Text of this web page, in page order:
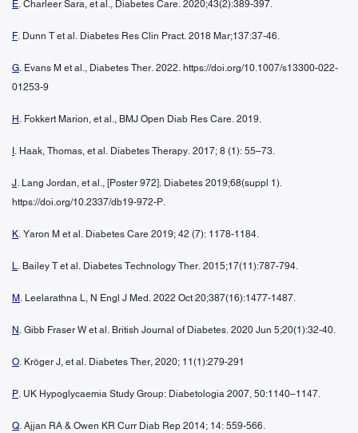
E. Charleer Sara, et al., Diabetes Care. 2020;43(2):389-397.
F. Dunn T et al. Diabetes Res Clin Pract. 2018 Mar;137:37-46.
G. Evans M et al., Diabetes Ther. 2022. https://doi.org/10.1007/s13300-022-
01253-9
H . Fokkert Marion, et al., BMJ Open Diab Res Care. 2019.
. Haak, Thomas, et al. Diabetes Therapy. 2017; 8 (1): 55–73.
J. Lang Jordan, et al., [Poster 972]. Diabetes 2019;68(suppl 1).
https://doi.org/10.2337/db19-972-P.
K. Yaron M et al. Diabetes Care 2019; 42 (7): 1178-1184.
L. Bailey T et al. Diabetes Technology Ther. 2015;17(11):787-794.
M . Leelarathna L, N Engl J Med. 2022 Oct 20;387(16):1477-1487.
N . Gibb Fraser W et al. British Journal of Diabetes. 2020 Jun 5;20(1):32-40.
O. Kröger J, et al. Diabetes Ther, 2020; 11(1):279-291
P. UK Hypoglycaemia Study Group: Diabetologia 2007, 50:1140–1147.
Q. Ajjan RA & Owen KR Curr Diab Rep 2014; 14: 559-566.